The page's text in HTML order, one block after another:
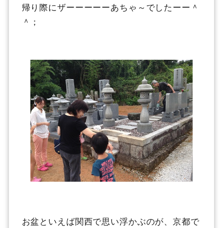
帰り際にザーーーーーあちゃ～でしたーー＾
＾；
お盆といえば関西で思い浮かぶのが、京都で